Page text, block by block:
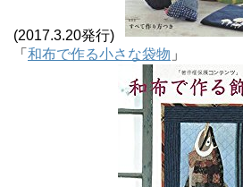
(2017.3.20発行)
「 和布で作る小さな袋物 」